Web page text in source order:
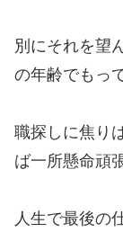
別にそれを望
の年齢でもっ
職探しに焦り
ば一所懸命頑
人生で最後の